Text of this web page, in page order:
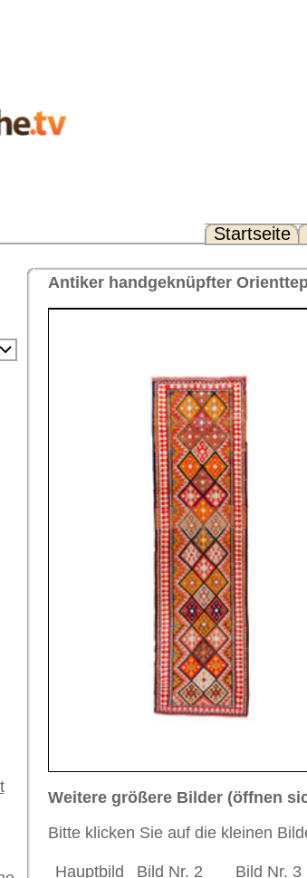
Bilder (öffnen sich in neuem Fenster)
auf die kleinen Bilder weiter unten für Bilder in höherer
Nr. 2 Bild Nr. 4 Bild Nr. 5
Uschak, antik
292 x 81 cm (Läufer)
Wolle